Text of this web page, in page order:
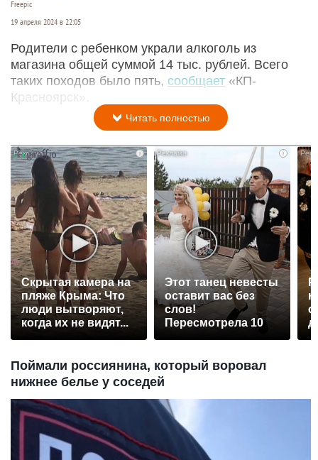
Freepic
19 апреля 2024 в 22:05
Родители с ребенком украли алкоголь из
магазина общей суммой 14 тыс. рублей. Всего
таких походов было пять, сообщает «КП-
Красноярск».
Читать полностью
i
Скрытая камера на
пляже Крыма: Что
люди вытворяют,
когда их не видят...
i
Этот танец невесты
оставит вас без
слов!
Пересмотрела 10
Поймали россиянина, который воровал
нижнее белье у соседей